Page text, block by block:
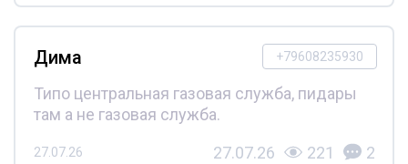
+79608235930
Дима
Типо центральная газовая служба, пидары
там а не газовая служба.
27.07.26 27.07.26 221 2